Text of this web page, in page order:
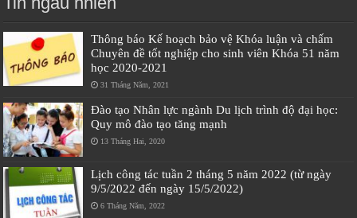
Thông báo Kế hoạch bảo vệ Khóa luận và chấm
Chuyên đề tốt nghiệp cho sinh viên Khóa 51 năm
học 2020-2021
31 Tháng Năm, 2021
Đào tạo Nhân lực ngành Du lịch trình độ đại học:
Quy mô đào tạo tăng mạnh
13 Tháng Hai, 2020
Lịch công tác tuần 2 tháng 5 năm 2022 (từ ngày
9/5/2022 đến ngày 15/5/2022)
6 Tháng Năm, 2022